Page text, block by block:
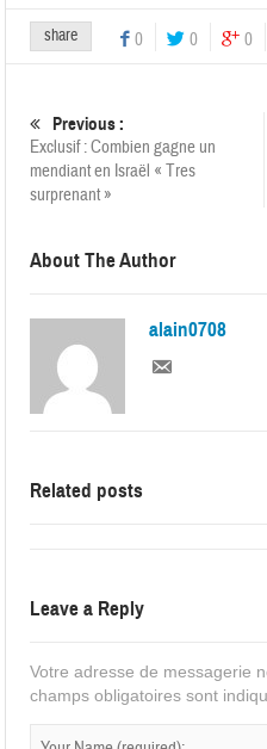
share 0 0 0
Previous :
Exclusif : Combien gagne un
mendiant en Israël « Tres
surprenant »
About The Author
alain0708
Related posts
Leave a Reply
Votre adresse de messagerie
champs obligatoires sont